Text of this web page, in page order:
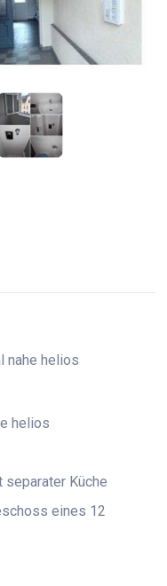
nahe helios
helios
separater Küche
eines 12